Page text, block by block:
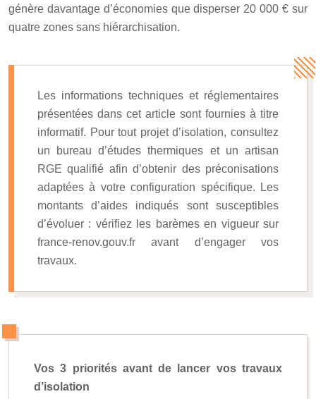
génère davantage d’économies que disperser 20 000 € sur
quatre zones sans hiérarchisation.
Les informations techniques et réglementaires
présentées dans cet article sont fournies à titre
informatif. Pour tout projet d’isolation, consultez
un bureau d’études thermiques et un artisan
RGE qualifié afin d’obtenir des préconisations
adaptées à votre configuration spécifique. Les
montants d’aides indiqués sont susceptibles
d’évoluer : vérifiez les barèmes en vigueur sur
france-renov.gouv.fr avant d’engager vos
travaux.
Vos 3 priorités avant de lancer vos travaux
d’isolation